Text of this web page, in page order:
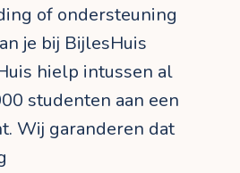
of ondersteuning
je bij BijlesHuis
hielp intussen al
studenten aan een
Wij garanderen dat